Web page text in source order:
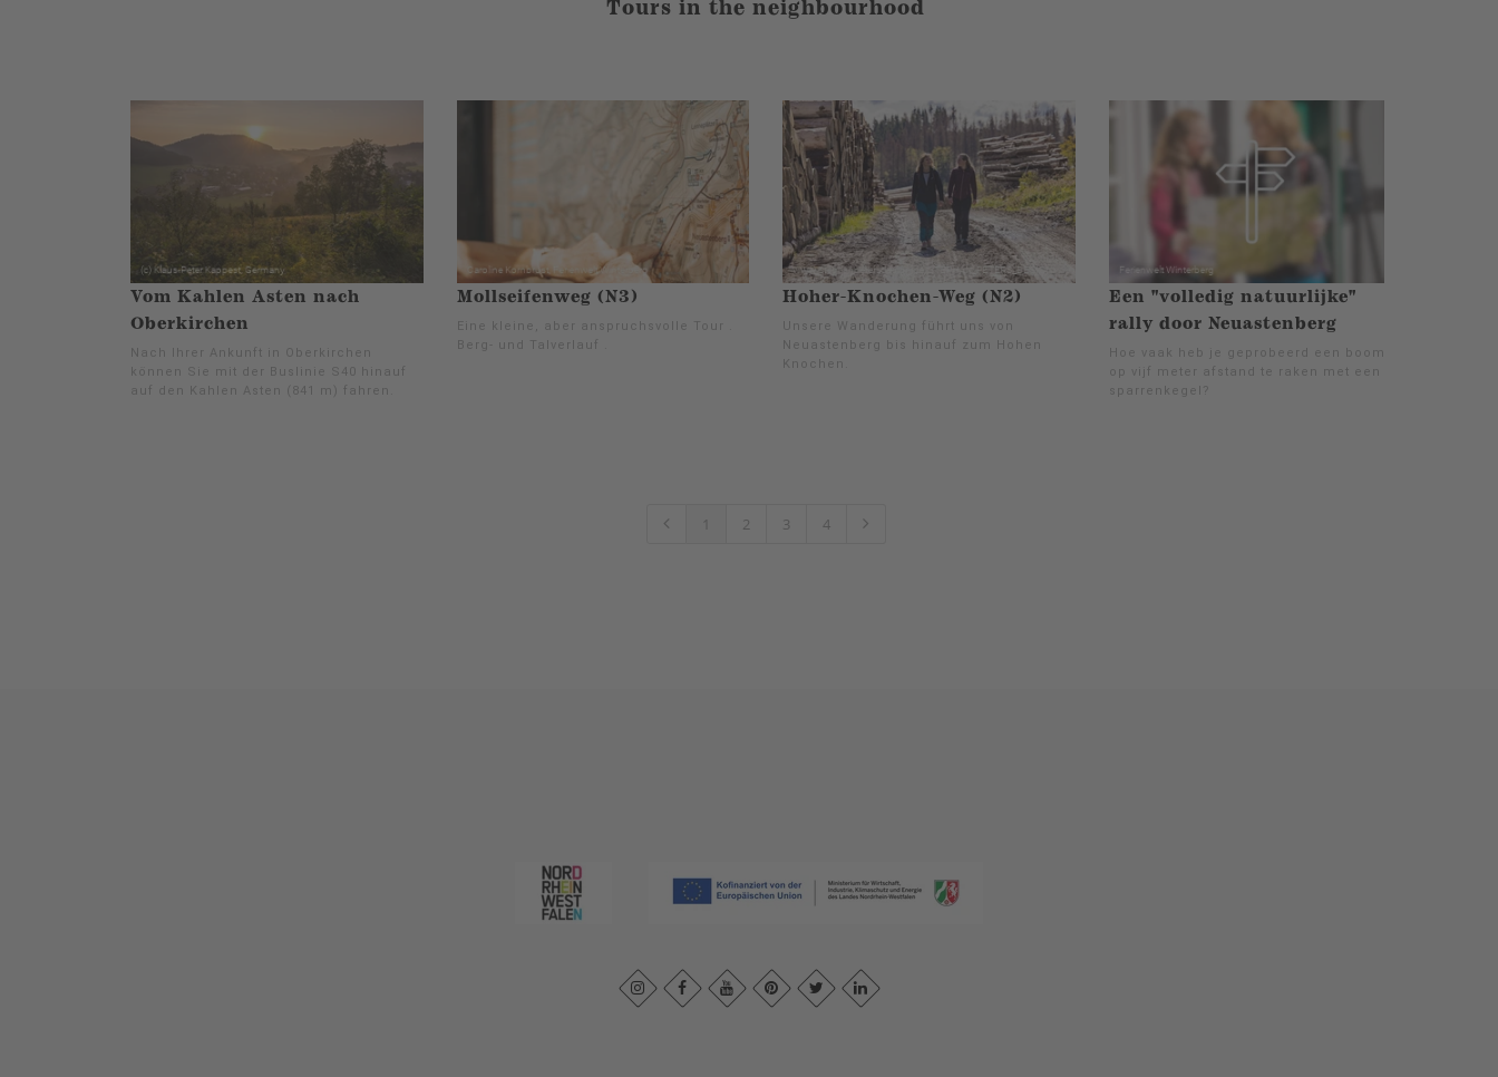
Tours in the neighbourhood
Vom Kahlen Asten nach
Oberkirchen
Nach Ihrer Ankunft in Oberkirchen
können Sie mit der Buslinie S40 hinauf
auf den Kahlen Asten (841 m) fahren.
Mollseifenweg (N3)
Eine kleine, aber anspruchsvolle Tour .
Berg- und Talverlauf .
Hoher-Knochen-Weg (N2)
Unsere Wanderung führt uns von
Neuastenberg bis hinauf zum Hohen
Knochen.
Een "volledig natuurlijke"
rally door Neuastenberg
Hoe vaak heb je geprobeerd een boom
op vijf meter afstand te raken met een
sparrenkegel?
1 2 3 4